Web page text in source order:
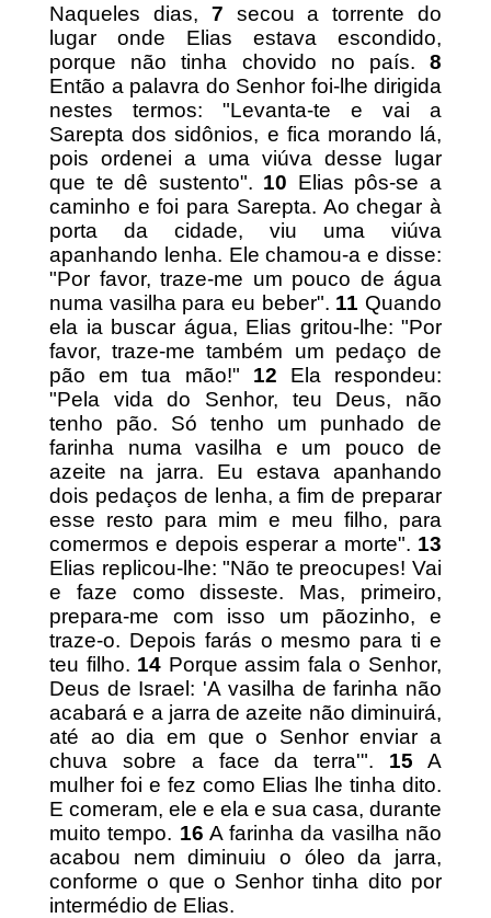
Naqueles dias, 7 secou a torrente do
lugar onde Elias estava escondido,
porque não tinha chovido no país. 8
Então a palavra do Senhor foi-lhe dirigida
nestes termos: "Levanta-te e vai a
Sarepta dos sidônios, e fica morando lá,
pois ordenei a uma viúva desse lugar
que te dê sustento". 10 Elias pôs-se a
caminho e foi para Sarepta. Ao chegar à
porta da cidade, viu uma viúva
apanhando lenha. Ele chamou-a e disse:
"Por favor, traze-me um pouco de água
numa vasilha para eu beber". 11 Quando
ela ia buscar água, Elias gritou-lhe: "Por
favor, traze-me também um pedaço de
pão em tua mão!" 12 Ela respondeu:
"Pela vida do Senhor, teu Deus, não
tenho pão. Só tenho um punhado de
farinha numa vasilha e um pouco de
azeite na jarra. Eu estava apanhando
dois pedaços de lenha, a fim de preparar
esse resto para mim e meu filho, para
comermos e depois esperar a morte". 13
Elias replicou-lhe: "Não te preocupes! Vai
e faze como disseste. Mas, primeiro,
prepara-me com isso um pãozinho, e
traze-o. Depois farás o mesmo para ti e
teu filho. 14 Porque assim fala o Senhor,
Deus de Israel: 'A vasilha de farinha não
acabará e a jarra de azeite não diminuirá,
até ao dia em que o Senhor enviar a
chuva sobre a face da terra'". 15 A
mulher foi e fez como Elias lhe tinha dito.
E comeram, ele e ela e sua casa, durante
muito tempo. 16 A farinha da vasilha não
acabou nem diminuiu o óleo da jarra,
conforme o que o Senhor tinha dito por
intermédio de Elias.